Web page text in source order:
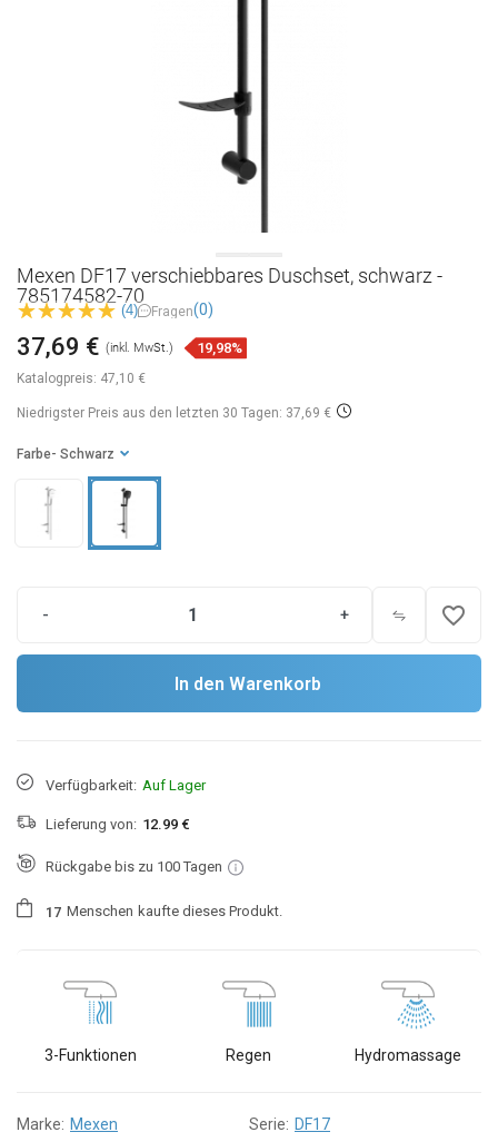
Mexen DF17 verschiebbares Duschset, schwarz -
785174582-70
(4) Fragen(0)
Katalogpreis: 47,10 €
37,69 € (inkl. MwSt.) 19,98%
Niedrigster Preis aus den letzten 30 Tagen: 37,69 €
Farbe - Schwarz
- + favorite_border
In den Warenkorb
Verfügbarkeit: Auf Lager
Lieferung von: 12.99 €
Rückgabe bis zu 100 Tagen
1 7 Menschen kaufte dieses Produkt.
3-Funktionen Regen Hydromassage
Marke: Mexen Serie: DF17